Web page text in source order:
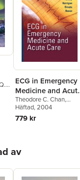
ECG in Emergency
Medicine and
Care
Theodore C. Chan,
William J. Brady
A. Harrigan
Ornato,
Häftad, 2004
779 kr
av